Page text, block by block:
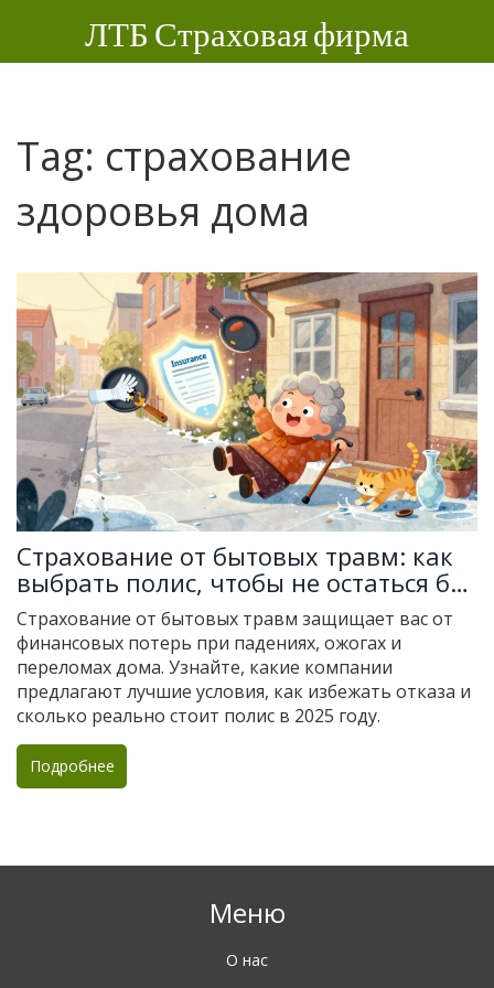
ЛТБ Страховая фирма
Tag: страхование
здоровья дома
Страхование от бытовых травм: как
выбрать полис, чтобы не остаться без
помощи дома
Страхование от бытовых травм защищает вас от
финансовых потерь при падениях, ожогах и
переломах дома. Узнайте, какие компании
предлагают лучшие условия, как избежать отказа и
сколько реально стоит полис в 2025 году.
Подробнее
Меню
О нас